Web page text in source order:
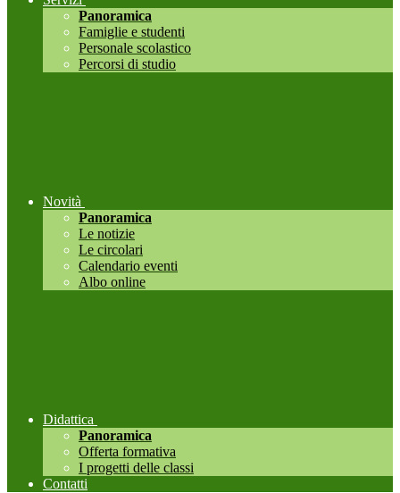
Panoramica
Famiglie e studenti
Personale scolastico
Percorsi di studio
Novità
Panoramica
Le notizie
Le circolari
Calendario eventi
Albo online
Didattica
Panoramica
Offerta formativa
I progetti delle classi
Contatti